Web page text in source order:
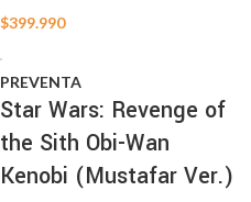
$399.990
PREVENTA
Star Wars: Revenge of
the Sith Obi-Wan
Kenobi (Mustafar Ver.)